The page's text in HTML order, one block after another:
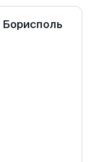
Борисполь